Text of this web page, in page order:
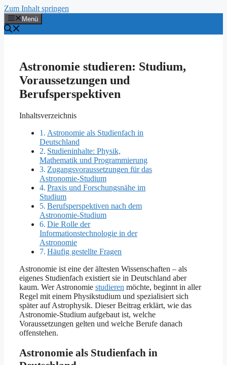
Zum Inhalt springen
Menü
Astronomie studieren: Studium,
Voraussetzungen und
Berufsperspektiven
Inhaltsverzeichnis
Astronomie als Studienfach in
Deutschland
Studieninhalte: Physik,
Mathematik und Programmierung
Zugangsvoraussetzungen für das
Astronomie-Studium
Praxis und Forschungsnähe im
Studium
Berufsperspektiven nach dem
Astronomie-Studium
Die Rolle der
Informationstechnologie in der
Astronomie
Häufig gestellte Fragen
Astronomie ist eine der ältesten Wissenschaften – als
eigenes Studienfach existiert sie in Deutschland aber
kaum. Wer Astronomie studieren möchte, beginnt in aller
Regel mit einem Physikstudium und spezialisiert sich
später auf Astrophysik. Dieser Beitrag erklärt, wie das
Astronomie-Studium aufgebaut ist, welche
Voraussetzungen gelten und welche Berufe danach
offenstehen.
Astronomie als Studienfach in